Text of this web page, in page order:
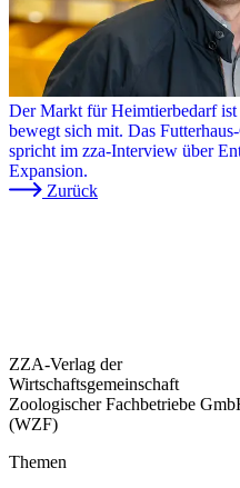
Der Markt für Heimtierbedarf
bewegt sich mit. Das
spricht im zza-Interview über
Expansion.
Zurück
ZZA-Verlag der
Wirtschaftsgemeinschaft
Zoologischer Fachbetriebe
(WZF)
Themen